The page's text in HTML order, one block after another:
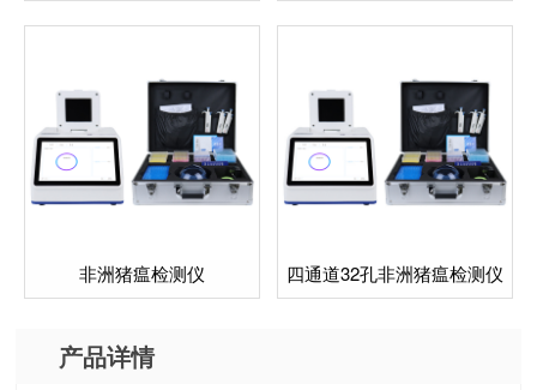
非洲猪瘟检测仪 四通道32孔非洲猪瘟检测仪
产品详情